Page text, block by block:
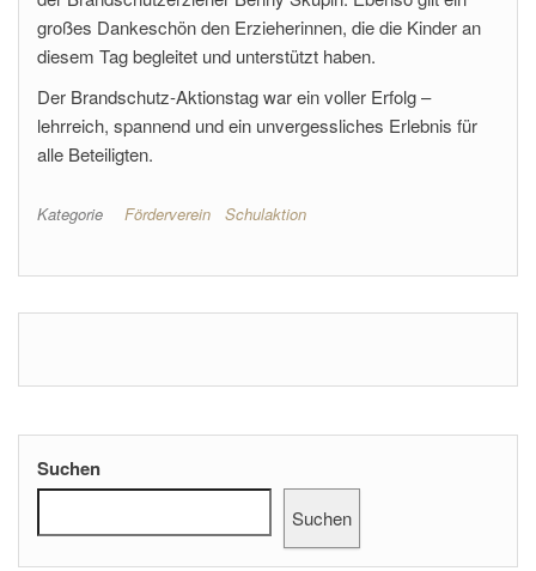
großes Dankeschön den Erzieherinnen, die die Kinder an
diesem Tag begleitet und unterstützt haben.
Der Brandschutz-Aktionstag war ein voller Erfolg –
lehrreich, spannend und ein unvergessliches Erlebnis für
alle Beteiligten.
Kategorie Förderverein Schulaktion
Suchen
Suchen